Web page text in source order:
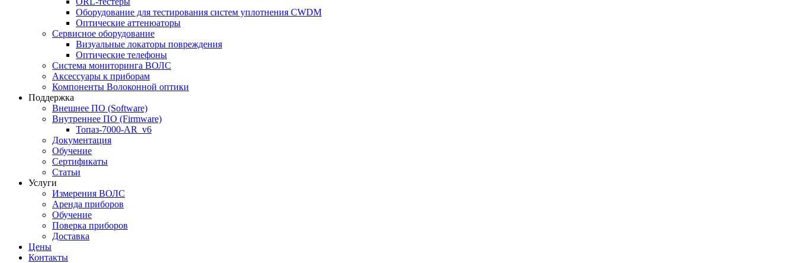
Оборудование для тестирования систем уплотнения CWDM
Оптические аттенюаторы
Сервисное оборудование
Визуальные локаторы повреждения
Оптические телефоны
Система мониторинга ВОЛС
Аксессуары к приборам
Компоненты Волоконной оптики
Поддержка
Внешнее ПО (Software)
Внутреннее ПО (Firmware)
Топаз-7000-AR_v6
Документация
Обучение
Сертификаты
Статьи
Услуги
Измерения ВОЛС
Аренда приборов
Обучение
Поверка приборов
Доставка
Цены
Контакты